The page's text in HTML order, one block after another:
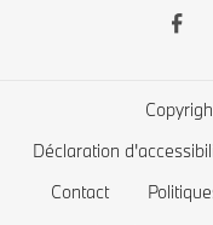
BMW Série 3
BMW Série 2
Coût des voitures
Batterie de voiture
Déclaration
Contact